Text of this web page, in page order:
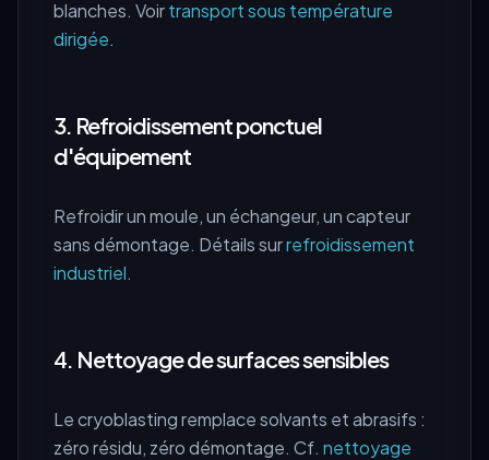
blanches. Voirtransport sous température
dirigée.
3. Refroidissement ponctuel
d'équipement
Refroidir un moule, un échangeur, un capteur
sans démontage. Détails surrefroidissement
industriel.
4. Nettoyage de surfaces sensibles
Le cryoblasting remplace solvants et abrasifs :
zéro résidu, zéro démontage. Cf. nettoyage